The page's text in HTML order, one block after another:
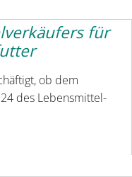
für
ob dem
des Lebensmittel-